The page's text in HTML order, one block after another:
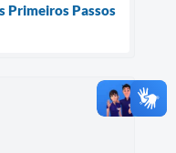
Primeiros Passos